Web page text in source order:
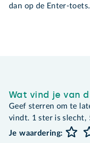
dan op de Enter-toets.
Wat vind je van
Geef sterren om te
vindt. 1 ster is slecht,
Je waardering: